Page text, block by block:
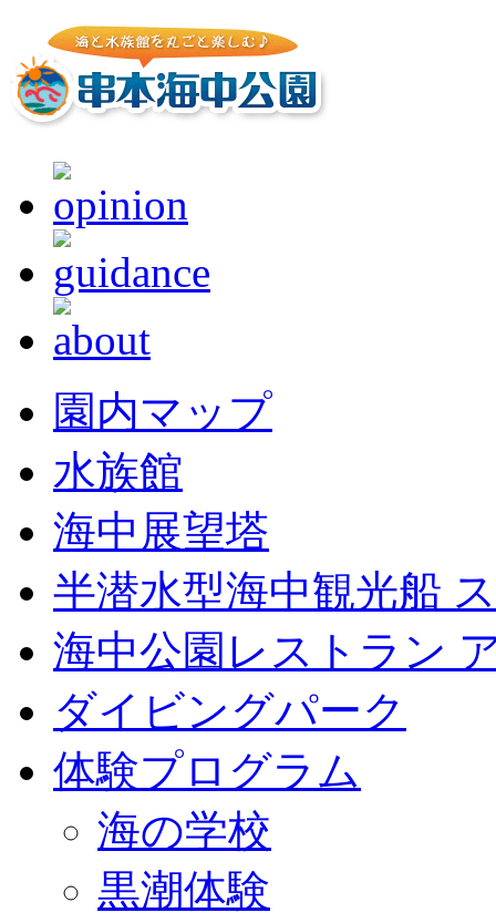
園内マップ
水族館
海中展望塔
半潜水型海中観光船
海中公園レストラン
ダイビングパーク
体験プログラム
海の学校
黒潮体験